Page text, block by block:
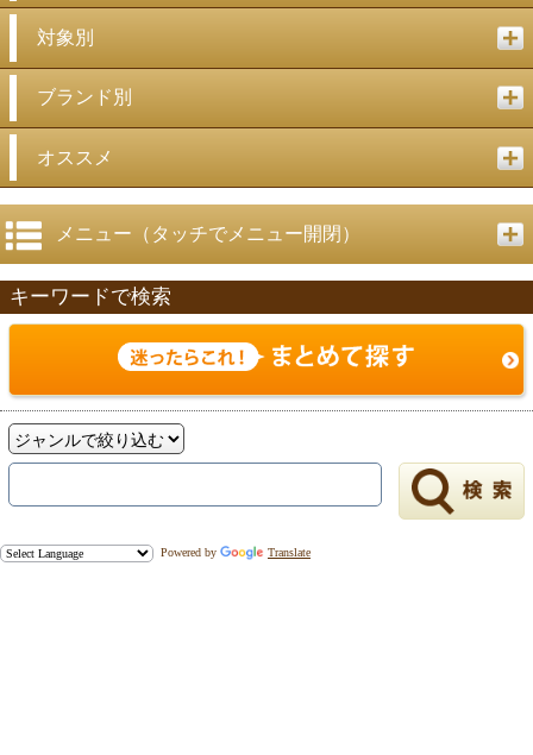
対象別
ブランド別
オススメ
メニュー（タッチでメニュー開閉）
キーワードで検索
Powered by Translate